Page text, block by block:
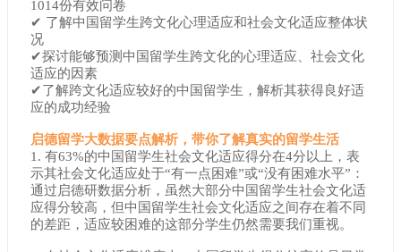
1014份有效问卷
✔ 了解中国留学生跨文化心理适应和社会文化适应整体状
况
✔探讨能够预测中国留学生跨文化的心理适应、社会文化
适应的因素
✔了解跨文化适应较好的中国留学生，解析其获得良好适
应的成功经验
启德留学大数据要点解析，带你了解真实的留学生活
1. 有63%的中国留学生社会文化适应得分在4分以上，表
示其社会文化适应处于“有一点困难”或“没有困难水平”：
通过启德研数据分析，虽然大部分中国留学生社会文化适
应得分较高，但中国留学生社会文化适应之间存在着不同
的差距，适应较困难的这部分学生仍然需要我们重视。